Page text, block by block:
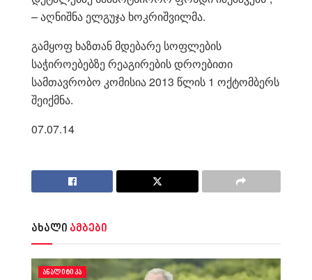
– აღნიშნა ელგუჯა ხოკრიშვილმა.
გამყოფ ხაზთან მდებარე სოფლების
საჭიროებებზე რეაგირების დროებითი
სამთავრობო კომისია 2013 წლის 1 ოქტომბერს
შეიქმნა.
07.07.14
ახალი ამბები
ᲐᲜᲐᲚᲘᲢᲘᲙᲐ